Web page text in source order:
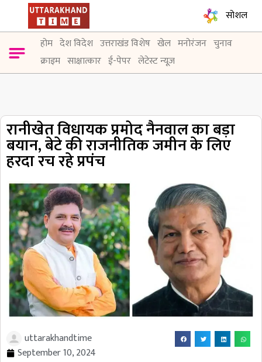
सोशल
होम देश विदेश उत्तराखंड विशेष खेल मनोरंजन चुनाव
क्राइम साक्षात्कार ई-पेपर लेटेस्ट न्यूज़
रानीखेत विधायक प्रमोद नैनवाल का बड़ा
बयान, बेटे की राजनीतिक जमीन के लिए
हरदा रच रहे प्रपंच
uttarakhandtime
September 10, 2024